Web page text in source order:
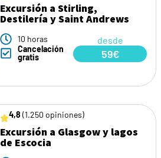
Excursión a Stirling,
Destilería y Saint Andrews
10 horas
Cancelación
gratis
desde
59€
4,8 (1.250 opiniones)
Excursión a Glasgow y lagos
de Escocia